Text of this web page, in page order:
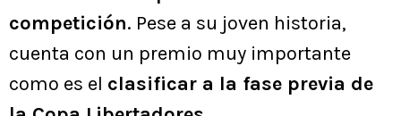
competición. Pese a su joven historia,
cuenta con un premio muy importante
como es el clasificar a la fase previa de